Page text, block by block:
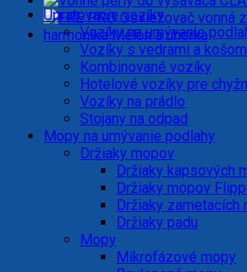
Upratovacie vozíky
Vozíky na umývanie
Vozíky s vedrami a košom
Kombinované vozíky
Hotelové vozíky pre
Vozíky na prádlo
Stojany na odpad
Mopy na umývanie podlahy
Držiaky mopov
Držiaky kapsových
Držiaky mopov
Držiaky zametacích
Držiaky padu
Mopy
Mikrofázové mopy